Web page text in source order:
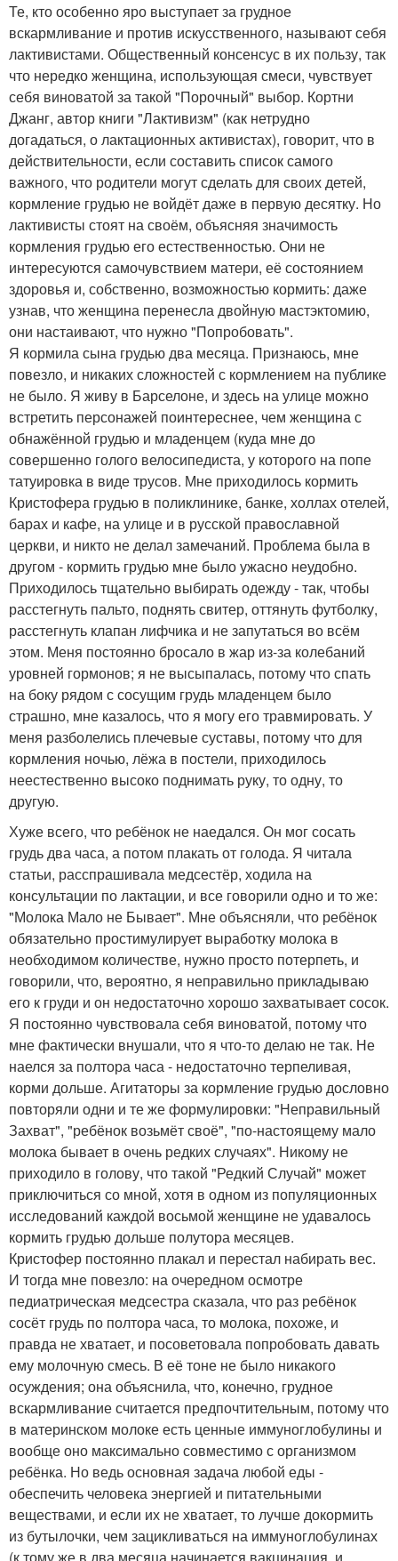
Те, кто особенно яро выступает за грудное
вскармливание и против искусственного, называют себя
лактивистами. Общественный консенсус в их пользу, так
что нередко женщина, использующая смеси, чувствует
себя виноватой за такой "Порочный" выбор. Кортни
Джанг, автор книги "Лактивизм" (как нетрудно
догадаться, о лактационных активистах), говорит, что в
действительности, если составить список самого
важного, что родители могут сделать для своих детей,
кормление грудью не войдёт даже в первую десятку. Но
лактивисты стоят на своём, объясняя значимость
кормления грудью его естественностью. Они не
интересуются самочувствием матери, её состоянием
здоровья и, собственно, возможностью кормить: даже
узнав, что женщина перенесла двойную мастэктомию,
они настаивают, что нужно "Попробовать".
Я кормила сына грудью два месяца. Признаюсь, мне
повезло, и никаких сложностей с кормлением на публике
не было. Я живу в Барселоне, и здесь на улице можно
встретить персонажей поинтереснее, чем женщина с
обнажённой грудью и младенцем (куда мне до
совершенно голого велосипедиста, у которого на попе
татуировка в виде трусов. Мне приходилось кормить
Кристофера грудью в поликлинике, банке, холлах отелей,
барах и кафе, на улице и в русской православной
церкви, и никто не делал замечаний. Проблема была в
другом - кормить грудью мне было ужасно неудобно.
Приходилось тщательно выбирать одежду - так, чтобы
расстегнуть пальто, поднять свитер, оттянуть футболку,
расстегнуть клапан лифчика и не запутаться во всём
этом. Меня постоянно бросало в жар из-за колебаний
уровней гормонов; я не высыпалась, потому что спать
на боку рядом с сосущим грудь младенцем было
страшно, мне казалось, что я могу его травмировать. У
меня разболелись плечевые суставы, потому что для
кормления ночью, лёжа в постели, приходилось
неестественно высоко поднимать руку, то одну, то
другую.
Хуже всего, что ребёнок не наедался. Он мог сосать
грудь два часа, а потом плакать от голода. Я читала
статьи, расспрашивала медсестёр, ходила на
консультации по лактации, и все говорили одно и то же:
"Молока Мало не Бывает". Мне объясняли, что ребёнок
обязательно простимулирует выработку молока в
необходимом количестве, нужно просто потерпеть, и
говорили, что, вероятно, я неправильно прикладываю
его к груди и он недостаточно хорошо захватывает сосок.
Я постоянно чувствовала себя виноватой, потому что
мне фактически внушали, что я что-то делаю не так. Не
наелся за полтора часа - недостаточно терпеливая,
корми дольше. Агитаторы за кормление грудью дословно
повторяли одни и те же формулировки: "Неправильный
Захват", "ребёнок возьмёт своё", "по-настоящему мало
молока бывает в очень редких случаях". Никому не
приходило в голову, что такой "Редкий Случай" может
приключиться со мной, хотя в одном из популяционных
исследований каждой восьмой женщине не удавалось
кормить грудью дольше полутора месяцев.
Кристофер постоянно плакал и перестал набирать вес.
И тогда мне повезло: на очередном осмотре
педиатрическая медсестра сказала, что раз ребёнок
сосёт грудь по полтора часа, то молока, похоже, и
правда не хватает, и посоветовала попробовать давать
ему молочную смесь. В её тоне не было никакого
осуждения; она объяснила, что, конечно, грудное
вскармливание считается предпочтительным, потому что
в материнском молоке есть ценные иммуноглобулины и
вообще оно максимально совместимо с организмом
ребёнка. Но ведь основная задача любой еды -
обеспечить человека энергией и питательными
веществами, и если их не хватает, то лучше докормить
из бутылочки, чем зацикливаться на иммуноглобулинах